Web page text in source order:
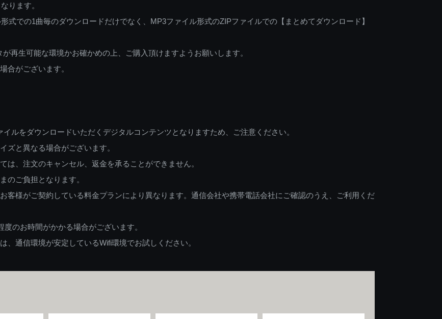
ります。
式での1曲毎のダウンロードだけでなく、MP3ファイル形式のZIPファイルでの【まとめてダウンロード】
再生可能な環境かお確かめの上、ご購入頂けますようお願いします。
合がございます。
ルをダウンロードいただくデジタルコンテンツとなりますため、ご注意ください。
ズと異なる場合がございます。
は、注文のキャンセル、返金を承ることができません。
のご負担となります。
客様がご契約している料金プランにより異なります。通信会社や携帯電話会社にご確認のうえ、ご利用くだ
のお時間がかかる場合がございます。
通信環境が安定しているWifi環境でお試しください。